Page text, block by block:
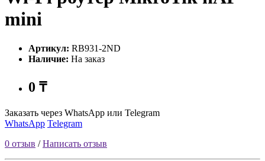
mini
Артикул: RB931-2ND
Наличие: На заказ
0 ₸
Заказать через WhatsApp или Telegram
WhatsApp Telegram
0 отзыв /Написать отзыв